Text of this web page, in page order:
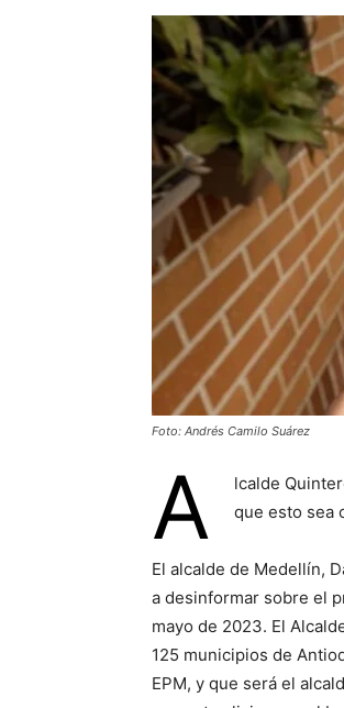
Foto: Andrés Camilo Suárez
A
lcalde
que esto sea
El alcalde de Medellín,
a desinformar sobre el
mayo de 2023. El
125 municipios de
EPM, y que será el